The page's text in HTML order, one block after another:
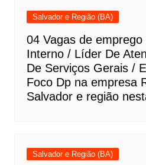
Salvador e Região (BA)
04 Vagas de
Interno / Líder De
De Serviços Gerais /
Foco Dp na empresa
Salvador e região
Salvador e Região (BA)